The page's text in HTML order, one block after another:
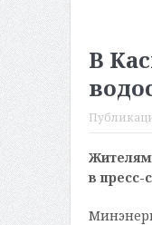
В
Жителям
в пресс-